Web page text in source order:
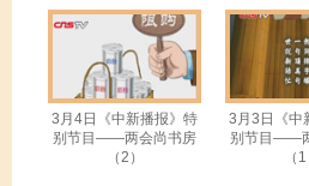
【口播】
世说新语录，
(热词一：农民
2012年中国社
3月4日《中新播报》特
别节目——两会尚书房
（2）
3月3日《中
别节目——
（1